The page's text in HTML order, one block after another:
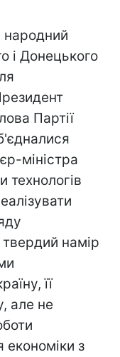
народний
і Донецького
Партії
міністра
технологів
намір
її
але не
з